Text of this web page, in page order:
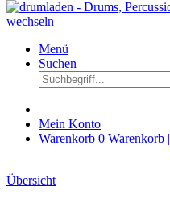
Menü
Suchen
Mein Konto
Warenkorb 0 Warenkorb |
Übersicht